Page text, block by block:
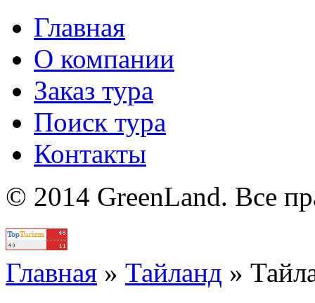
Главная
О компании
Заказ тура
Поиск тура
Контакты
© 2014 GreenLand. Все
Главная » Тайланд »